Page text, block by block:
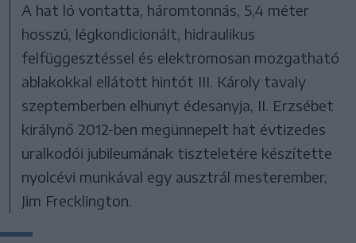
A hat ló vontatta, háromtonnás, 5,4 méter
hosszú, légkondicionált, hidraulikus
felfüggesztéssel és elektromosan mozgatható
ablakokkal ellátott hintót III. Károly tavaly
szeptemberben elhunyt édesanyja, II. Erzsébet
királynő 2012-ben megünnepelt hat évtizedes
uralkodói jubileumának tiszteletére készítette
nyolcévi munkával egy ausztrál mesterember,
Jim Frecklington.